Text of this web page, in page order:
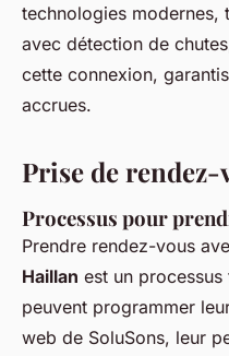
technologies modernes,
avec détection de
cette connexion,
accrues.
Prise de rendez-
Processus pour
Prendre rendez-vous
Haillan est un
peuvent programmer
web de SoluSons, leur